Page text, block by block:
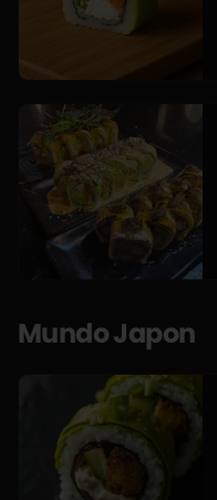
Mundo Japon